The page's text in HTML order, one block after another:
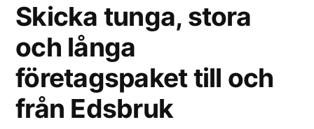
Skicka tunga, stora
och långa
företagspaket till och
från Edsbruk